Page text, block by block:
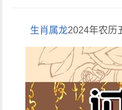
生肖属龙2024年农历